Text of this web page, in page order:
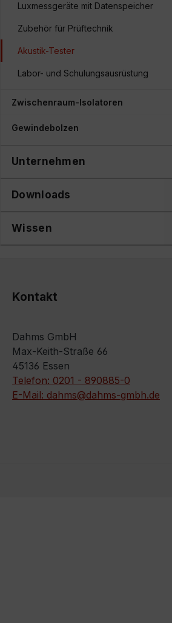
Luxmessgeräte mit Datenspeicher
Zubehör für Prüftechnik
Akustik-Tester
Labor- und Schulungsausrüstung
Zwischenraum-Isolatoren
Gewindebolzen
Unternehmen
Downloads
Wissen
Kontakt
Dahms GmbH
Max-Keith-Straße 66
45136 Essen
Telefon: 0201 - 890885-0
E-Mail: dahms@dahms-gmbh.de